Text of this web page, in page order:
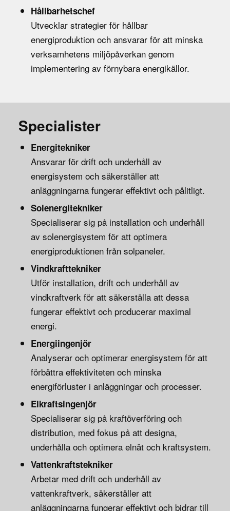
Hållbarhetschef
Utvecklar strategier för hållbar
energiproduktion och ansvarar för att minska
verksamhetens miljöpåverkan genom
implementering av förnybara energikällor.
Specialister
Energitekniker
Ansvarar för drift och underhåll av
energisystem och säkerställer att
anläggningarna fungerar effektivt och pålitligt.
Solenergitekniker
Specialiserar sig på installation och underhåll
av solenergisystem för att optimera
energiproduktionen från solpaneler.
Vindkrafttekniker
Utför installation, drift och underhåll av
vindkraftverk för att säkerställa att dessa
fungerar effektivt och producerar maximal
energi.
Energiingenjör
Analyserar och optimerar energisystem för att
förbättra effektiviteten och minska
energiförluster i anläggningar och processer.
Elkraftsingenjör
Specialiserar sig på kraftöverföring och
distribution, med fokus på att designa,
underhålla och optimera elnät och kraftsystem.
Vattenkraftstekniker
Arbetar med drift och underhåll av
vattenkraftverk, säkerställer att
anläggningarna fungerar effektivt och bidrar till